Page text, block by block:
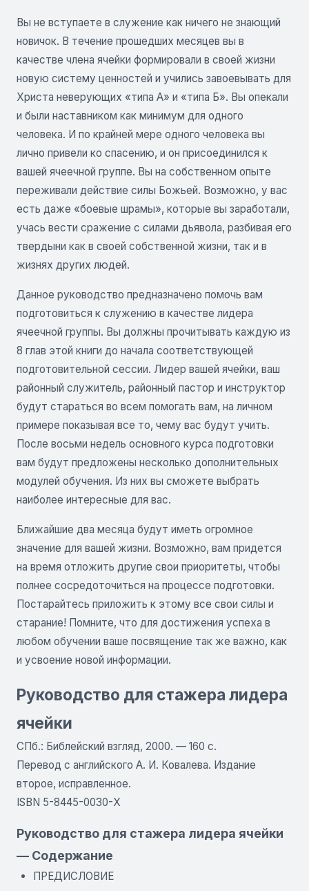
Вы не вступаете в служение как ничего не знающий
новичок. В течение прошедших месяцев вы в
качестве члена ячейки формировали в своей жизни
новую систему ценностей и учились завоевывать для
Христа неверующих «типа А» и «типа Б». Вы опекали
и были наставником как минимум для одного
человека. И по крайней мере одного человека вы
лично привели ко спасению, и он присоединился к
вашей ячеечной группе. Вы на собственном опыте
переживали действие силы Божьей. Возможно, у вас
есть даже «боевые шрамы», которые вы заработали,
учась вести сражение с силами дьявола, разбивая его
твердыни как в своей собственной жизни, так и в
жизнях других людей.
Данное руководство предназначено помочь вам
подготовиться к служению в качестве лидера
ячеечной группы. Вы должны прочитывать каждую из
8 глав этой книги до начала соответствующей
подготовительной сессии. Лидер вашей ячейки, ваш
районный служитель, районный пастор и инструктор
будут стараться во всем помогать вам, на личном
примере показывая все то, чему вас будут учить.
После восьми недель основного курса подготовки
вам будут предложены несколько дополнительных
модулей обучения. Из них вы сможете выбрать
наиболее интересные для вас.
Ближайшие два месяца будут иметь огромное
значение для вашей жизни. Возможно, вам придется
на время отложить другие свои приоритеты, чтобы
полнее сосредоточиться на процессе подготовки.
Постарайтесь приложить к этому все свои силы и
старание! Помните, что для достижения успеха в
любом обучении ваше посвящение так же важно, как
и усвоение новой информации.
Руководство для стажера лидера
ячейки
СПб.: Библейский взгляд, 2000. — 160 с.
Перевод с английского А. И. Ковалева. Издание
второе, исправленное.
ISBN 5-8445-0030-Х
Руководство для стажера лидера ячейки
— Содержание
ПРЕДИСЛОВИЕ